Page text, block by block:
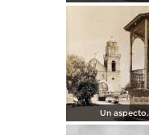
Un aspecto.